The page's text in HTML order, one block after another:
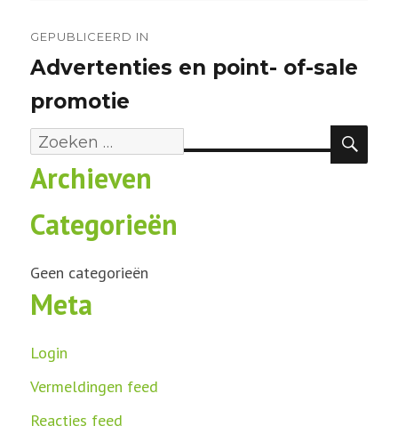
navigatie
GEPUBLICEERD IN
Advertenties en point- of-sale
promotie
Zoeken
naar:
Archieven
Categorieën
Geen categorieën
Meta
Login
Vermeldingen feed
Reacties feed